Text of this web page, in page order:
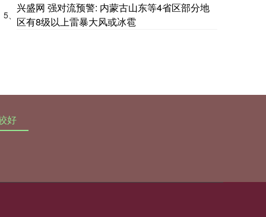
5、
兴盛网 强对流预警: 内蒙古山东等4省区部分地
区有8级以上雷暴大风或冰雹
好